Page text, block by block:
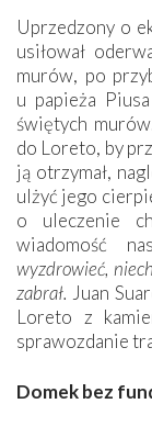
Uprzedzony o
usiłował
murów, po
u papieża
świętych
do Loreto, by
ją otrzymał,
ulżyć jego
o uleczenie
wiadomość
wyzdrowieć,
zabrał. Juan
Loreto z
sprawozdanie
Domek bez